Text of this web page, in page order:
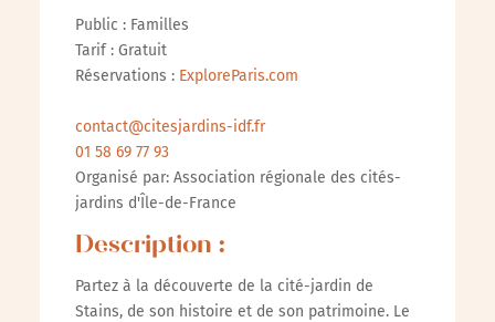
Public : Familles
Tarif : Gratuit
Réservations : ExploreParis.com
contact@citesjardins-idf.fr
01 58 69 77 93
Organisé par: Association régionale des cités-
jardins d'Île-de-France
Description :
Partez à la découverte de la cité-jardin de
Stains, de son histoire et de son patrimoine. Le